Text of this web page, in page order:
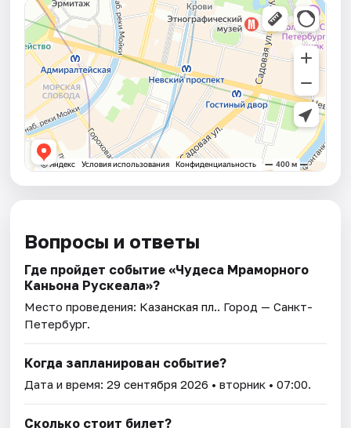
Вопросы и ответы
Где пройдет событие «Чудеса Мраморного
Каньона Рускеала»?
Место проведения: Казанская пл.. Город — Санкт-
Петербург.
Когда запланирован событие?
Дата и время:29 сентября 2026 • вторник • 07:00.
Сколько стоит билет?